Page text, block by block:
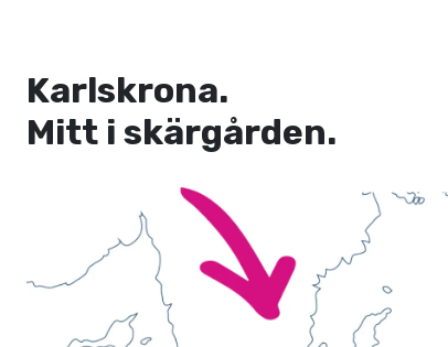
Karlskrona.
Mitt i skärgården.